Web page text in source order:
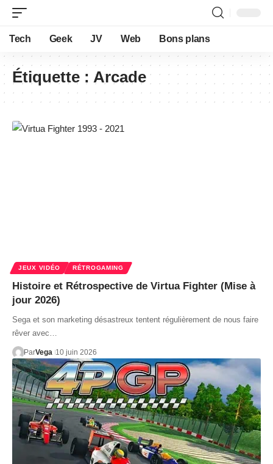
Tech Geek JV Web Bons plans
Étiquette : Arcade
JEUX VIDÉO RÉTROGAMING
Histoire et Rétrospective de Virtua Fighter (Mise à
jour 2026)
Sega et son marketing désastreux tentent régulièrement de nous faire
rêver avec…
ParVega 10 juin 2026